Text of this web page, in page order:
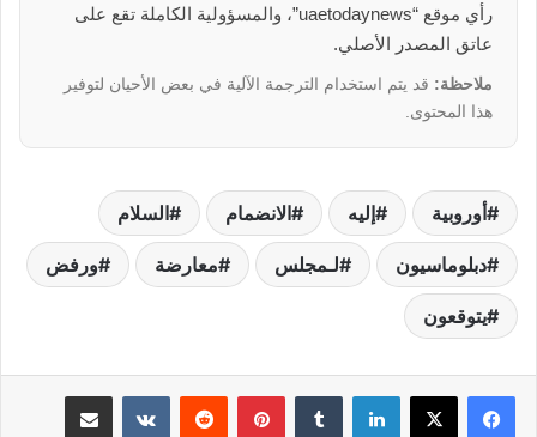
رأي موقع “uaetodaynews”، والمسؤولية الكاملة تقع على
عاتق المصدر الأصلي.
ملاحظة: قد يتم استخدام الترجمة الآلية في بعض الأحيان لتوفير
هذا المحتوى.
أوروبية إليه الانضمام السلام
دبلوماسيون لـمجلس معارضة ورفض
يتوقعون
لينكدإن بينتيريست مشاركة عبر البريد